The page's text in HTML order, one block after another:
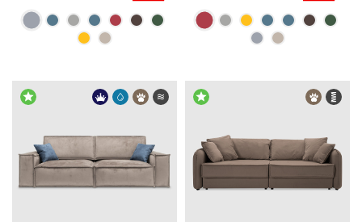
Размеры
Спальное
Размеры
Спальное